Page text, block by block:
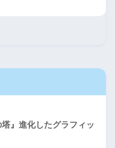
』進化したグラフィッ